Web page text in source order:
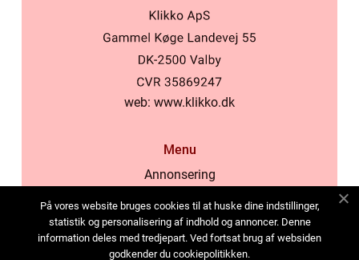
web: www.klikko.dk
Menu
Annonsering
Cookies
Kontakta oss
På vores website bruges cookies til at huske dine indstillinger,
statistik og personalisering af indhold og annoncer. Denne
information deles med tredjepart. Ved fortsat brug af websiden
godkender du cookiepolitikken.